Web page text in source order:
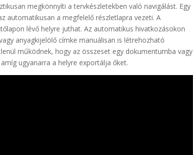
megkönnyíti a tervkészletekben való navigálást. Egy
automatikusan a megfelelő részletlapra vezeti. A
lévő helyre juthat. Az automatikus hivatkozásokon
anyagkijelölő címke manuálisan is létrehozható
működnek, hogy az összeset egy dokumentumba vagy
ugyanarra a helyre exportálja őket.